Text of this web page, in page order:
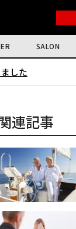
SALON
した
連記事